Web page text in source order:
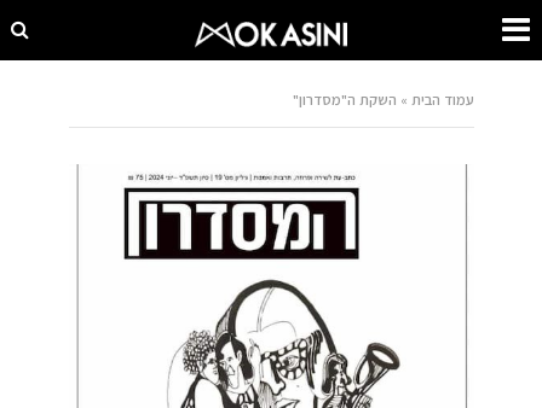
עמוד הבית » השקת ה"מסדרון"